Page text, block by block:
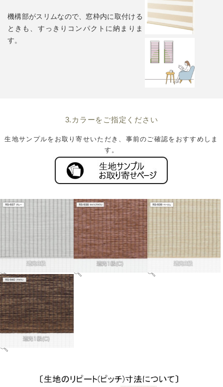
機構部がスリムなので、窓枠内に取付ける
ときも、すっきりコンパクトに納まりま
す。
3.カラーをご指定ください
生地サンプルをお取り寄せいただき、事前のご確認をおすすめしま
す。